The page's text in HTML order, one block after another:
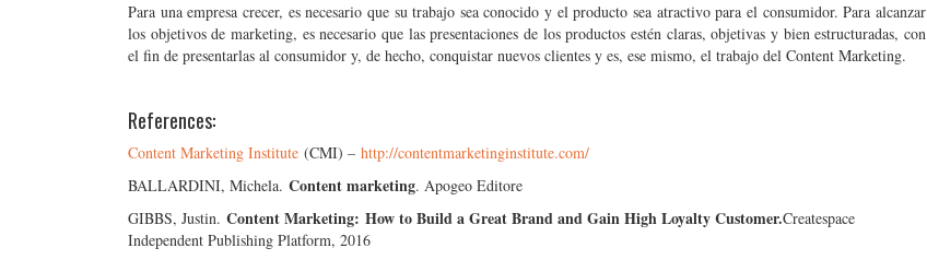
Para una empresa crecer, es necesario que su trabajo sea conocido y el producto sea atractivo para el consumidor. Para alcanzar
los objetivos de marketing, es necesario que las presentaciones de los productos estén claras, objetivas y bien estructuradas, con
el fin de presentarlas al consumidor y, de hecho, conquistar nuevos clientes y es, ese mismo, el trabajo del Content Marketing.
References:
Content Marketing Institute (CMI) – http://contentmarketinginstitute.com/
BALLARDINI, Michela. Content marketing. Apogeo Editore
GIBBS, Justin. Content Marketing: How to Build a Great Brand and Gain High Loyalty Customer.Createspace
Independent Publishing Platform, 2016